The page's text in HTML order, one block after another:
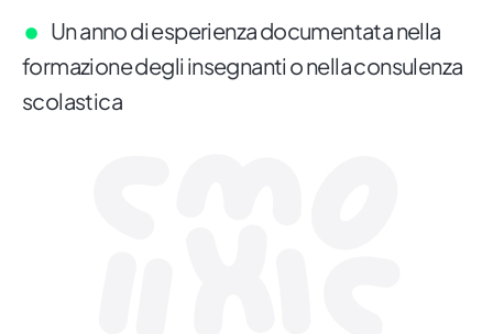
Un anno di esperienza documentata nella
formazione degli insegnanti o nella consulenza
scolastica